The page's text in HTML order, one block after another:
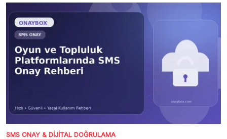
SMS ONAY & DIJITAL DOĞRULAMA